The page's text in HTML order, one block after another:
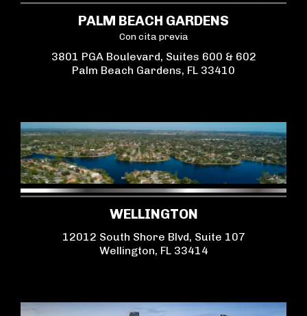
PALM BEACH GARDENS
Con cita previa
3801 PGA Boulevard, Suites 600 & 602
Palm Beach Gardens, FL 33410
WELLINGTON
12012 South Shore Blvd, Suite 107
Wellington, FL 33414